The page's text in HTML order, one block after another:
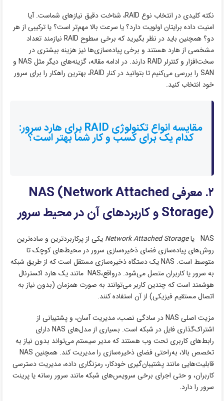
نکته کلیدی در انتخاب نوع RAID، شناخت دقیق نیازهای شماست. آیا
امنیت داده برایتان اولویت دارد؟ یا سرعت بالا مهم‌تر است؟ یا ترکیبی از هر
دو؟ همچنین باید در نظر بگیرید که برخی سطوح RAID نیازمند تعداد
مشخصی از هارد هستند و برخی پیاده‌سازی‌ها نیز هزینه بیشتری در
سخت‌افزار و کنترلر RAID دارند. در ادامه مقاله، گزینه‌های دیگر مثل NAS و
SAN را بررسی می‌کنیم تا بتوانید در کنار RAID، بهترین راهکار را برای سرور
خود انتخاب کنید.
مقایسه انواع تکنولوژی‌ RAID برای هارد سرور:
کدام یک برای کسب و کار شما بهتر است؟
۲. معرفی NAS (Network Attached
Storage) و کاربردهای آن در محیط سرور
NAS یا Network Attached Storage یکی از پرکاربردترین و ساده‌ترین
روش‌های پیاده‌سازی فضای ذخیره‌سازی سرور در محیط‌های کوچک تا
متوسط است. NAS یک دستگاه ذخیره‌سازی مستقل است که از طریق شبکه
به سرور یا کاربران متصل می‌شود. درواقع،NAS مانند یک هارد اکسترنال
هوشمند است که چندین کاربر می‌توانند به‌ صورت همزمان (بدون نیاز به
اتصال مستقیم فیزیکی) از آن استفاده کنند.
مزیت اصلی NAS در سادگی نصب، مدیریت آسان، و پشتیبانی از
اشتراک‌گذاری فایل در شبکه است. بسیاری از مدل‌های NAS دارای
رابط‌های کاربری تحت وب هستند که مدیر سیستم می‌تواند بدون نیاز به
تخصص بالا، به‌راحتی فضای ذخیره‌سازی را مدیریت کند. همچنین NAS
قابلیت‌هایی مانند پشتیبان‌گیری خودکار، رمزنگاری داده، مدیریت دسترسی
کاربران، و حتی اجرای برخی سرویس‌های شبکه مانند سرور رسانه یا پرینت
سرور را دارد.